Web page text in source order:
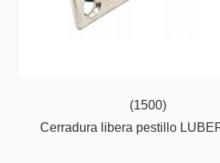
(1500)
Cerradura libera pestillo